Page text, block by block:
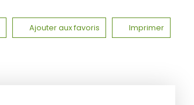
Ajouter aux favoris Imprimer